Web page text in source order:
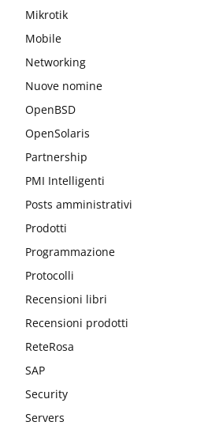
Mikrotik
Mobile
Networking
Nuove nomine
OpenBSD
OpenSolaris
Partnership
PMI Intelligenti
Posts amministrativi
Prodotti
Programmazione
Protocolli
Recensioni libri
Recensioni prodotti
ReteRosa
SAP
Security
Servers